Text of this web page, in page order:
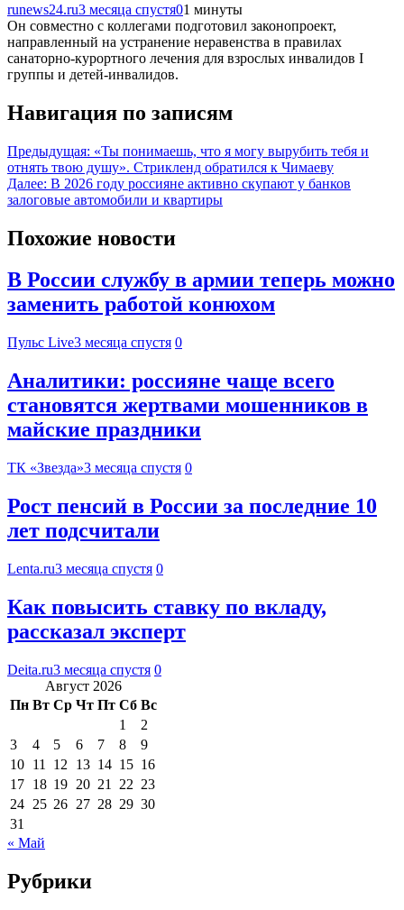
runews24.ru3 месяца спустя01 минуты
Он совместно с коллегами подготовил законопроект,
направленный на устранение неравенства в правилах
санаторно-курортного лечения для взрослых инвалидов I
группы и детей-инвалидов.
Навигация по записям
Предыдущая: «Ты понимаешь, что я могу вырубить тебя и
отнять твою душу». Стрикленд обратился к Чимаеву
Далее: В 2026 году россияне активно скупают у банков
залоговые автомобили и квартиры
Похожие новости
В России службу в армии теперь можно
заменить работой конюхом
Пульс Live3 месяца спустя 0
Аналитики: россияне чаще всего
становятся жертвами мошенников в
майские праздники
ТК «Звезда»3 месяца спустя 0
Рост пенсий в России за последние 10
лет подсчитали
Lenta.ru3 месяца спустя 0
Как повысить ставку по вкладу,
рассказал эксперт
Deita.ru3 месяца спустя 0
Август 2026
Пн Вт Ср Чт Пт Сб Вс
1
2
3
4 5 6 7 8
9
10 11 12 13 14 15 16
17 18 19 20 21 22 23
24 25 26 27 28 29 30
31
« Май
Рубрики